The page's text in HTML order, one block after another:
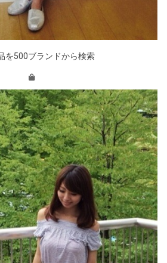
を500ブランドから検索